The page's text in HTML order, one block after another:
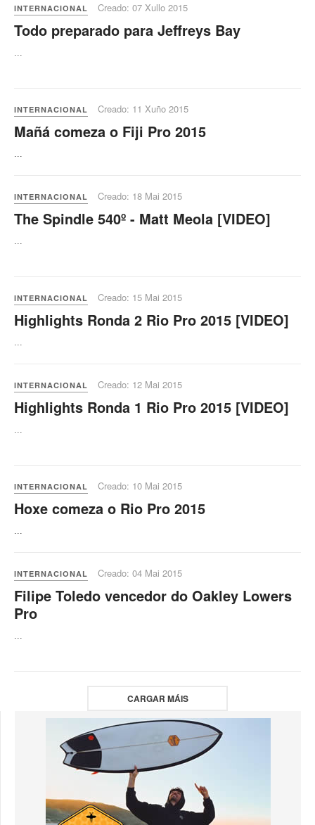
INTERNACIONAL Creado: 07 Xullo 2015
Todo preparado para Jeffreys Bay
...
INTERNACIONAL Creado: 11 Xuño 2015
Mañá comeza o Fiji Pro 2015
...
INTERNACIONAL Creado: 18 Mai 2015
The Spindle 540º - Matt Meola [VIDEO]
...
INTERNACIONAL Creado: 15 Mai 2015
Highlights Ronda 2 Rio Pro 2015 [VIDEO]
...
INTERNACIONAL Creado: 12 Mai 2015
Highlights Ronda 1 Rio Pro 2015 [VIDEO]
...
INTERNACIONAL Creado: 10 Mai 2015
Hoxe comeza o Rio Pro 2015
...
INTERNACIONAL Creado: 04 Mai 2015
Filipe Toledo vencedor do Oakley Lowers
Pro
...
CARGAR MÁIS